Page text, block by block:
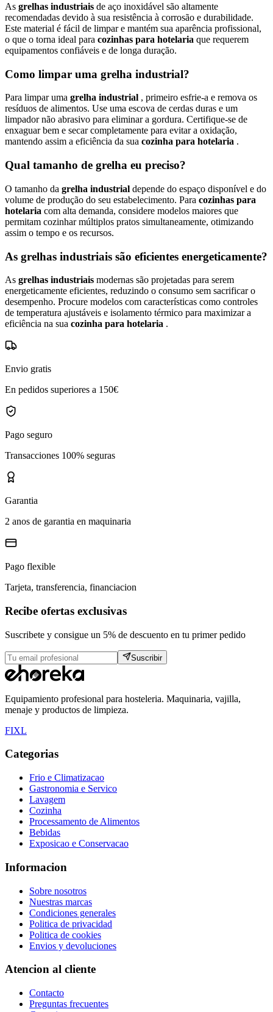
As grelhas industriais de aço inoxidável são altamente
recomendadas devido à sua resistência à corrosão e durabilidade.
Este material é fácil de limpar e mantém sua aparência profissional,
o que o torna ideal para cozinhas para hotelaria que requerem
equipamentos confiáveis e de longa duração.
Como limpar uma grelha industrial?
Para limpar uma grelha industrial , primeiro esfrie-a e remova os
resíduos de alimentos. Use uma escova de cerdas duras e um
limpador não abrasivo para eliminar a gordura. Certifique-se de
enxaguar bem e secar completamente para evitar a oxidação,
mantendo assim a eficiência da sua cozinha para hotelaria .
Qual tamanho de grelha eu preciso?
O tamanho da grelha industrial depende do espaço disponível e do
volume de produção do seu estabelecimento. Para cozinhas para
hotelaria com alta demanda, considere modelos maiores que
permitam cozinhar múltiplos pratos simultaneamente, otimizando
assim o tempo e os recursos.
As grelhas industriais são eficientes energeticamente?
As grelhas industriais modernas são projetadas para serem
energeticamente eficientes, reduzindo o consumo sem sacrificar o
desempenho. Procure modelos com características como controles
de temperatura ajustáveis e isolamento térmico para maximizar a
eficiência na sua cozinha para hotelaria .
Envio gratis
En pedidos superiores a 150€
Pago seguro
Transacciones 100% seguras
Garantia
2 anos de garantia en maquinaria
Pago flexible
Tarjeta, transferencia, financiacion
Recibe ofertas exclusivas
Suscribete y consigue un 5% de descuento en tu primer pedido
Suscribir
Equipamiento profesional para hosteleria. Maquinaria, vajilla,
menaje y productos de limpieza.
FIXL
Categorias
Frio e Climatizacao
Gastronomia e Servico
Lavagem
Cozinha
Processamento de Alimentos
Bebidas
Exposicao e Conservacao
Informacion
Sobre nosotros
Nuestras marcas
Condiciones generales
Politica de privacidad
Politica de cookies
Envios y devoluciones
Atencion al cliente
Contacto
Preguntas frecuentes